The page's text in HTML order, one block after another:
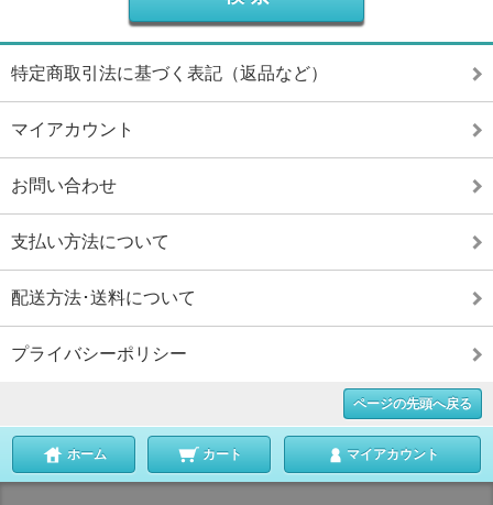
特定商取引法に基づく表記（返品など）
マイアカウント
お問い合わせ
支払い方法について
配送方法･送料について
プライバシーポリシー
ページの先頭へ戻る
ホーム カート マイアカウント